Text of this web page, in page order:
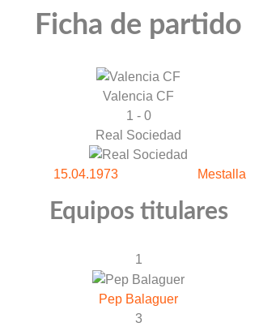
Ficha de partido
Valencia CF
1 - 0
Real Sociedad
15.04.1973 Mestalla
Equipos titulares
1
Pep Balaguer
3